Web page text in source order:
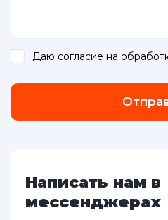
Даю согласие на
Написать нам в
мессенджерах